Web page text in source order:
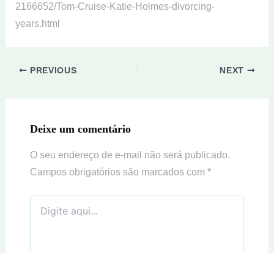
2166652/Tom-Cruise-Katie-Holmes-divorcing-
years.html
PREVIOUS NEXT
Deixe um comentário
O seu endereço de e-mail não será publicado.
Campos obrigatórios são marcados com *
aqui...